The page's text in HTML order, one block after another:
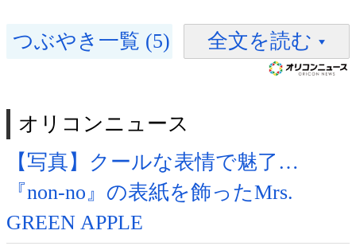
つぶやき一覧 (5) 全文を読む
オリコンニュース
【写真】クールな表情で魅了…
『non-no』の表紙を飾ったMrs.
GREEN APPLE